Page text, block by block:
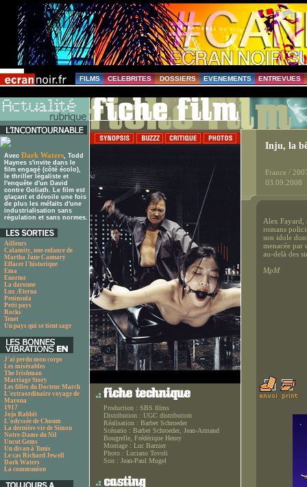
FILMS CELEBRITES DOSSIERS EVENEMENTS ENTREVUES
Avec Dark Waters, Todd
Haynes s'invite dans le
film engagé (côté écolo),
le thriller légaliste et
l'enquête d'un David
contre Goliath. Le film est
glaçant et dévoile une fois
de plus les méfaits d'une
industrialisation sans
régulation et sans normes.
Ailleurs
Calamity, une enfance de
Martha Jane Cannary
Effacer l'historique
Ema
Enorme
La daronne
Lux Æterna
Peninsula
Petit pays
Rocks
Tenet
Un pays qui se tient sage
J'ai perdu mon corps
Les misérables
The Irishman
Marriage Story
Les filles du Docteur March
L'extraordinaire voyage de
Marona
1917
Jojo Rabbit
L'odyssée de Choum
La dernière vie de Simon
Notre-Dame du Nil
Uncut Gems
Un divan à Tunis
Le cas Richard Jewell
Dark Waters
La communion
Production : SBS films
Distribution : UGC distribution
Réalisation : Barbet Schroeder
Scénario : Barbet Schroeder, Jean-Armand
Bougrelle, Frédérique Henry
Montage : Luc Barnier
Photo : Luciano Tovoli
Son : Jean-Paul Mugel
Inju, la
France /
03.09.2008
Alex Fayard,
romans
son idole
menacée par
au-delà des
MpM